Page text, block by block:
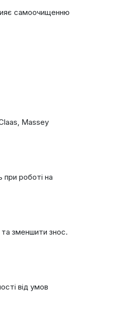
самоочищенню
Massey
при роботі на
зменшити знос.
від умов